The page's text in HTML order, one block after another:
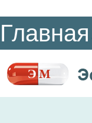
Главная